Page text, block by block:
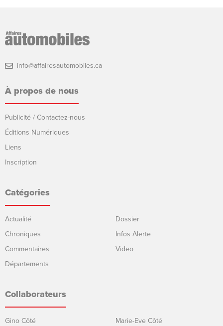
info@affairesautomobiles.ca
À propos de nous
Publicité / Contactez-nous
Éditions Numériques
Liens
Inscription
Catégories
Actualité
Chroniques
Commentaires
Départements
Dossier
Infos Alerte
Video
Collaborateurs
Gino Côté Marie-Eve Côté